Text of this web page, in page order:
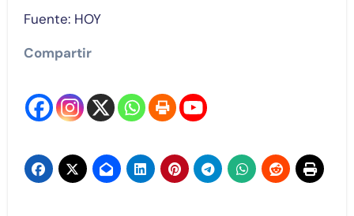
Fuente: HOY
Compartir